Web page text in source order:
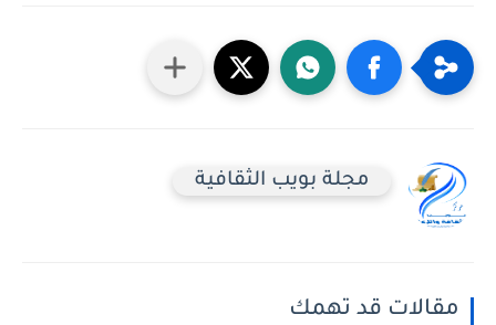
مجلة بويب الثقافية
مقالات قد تهمك